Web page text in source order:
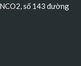
số 143 đường